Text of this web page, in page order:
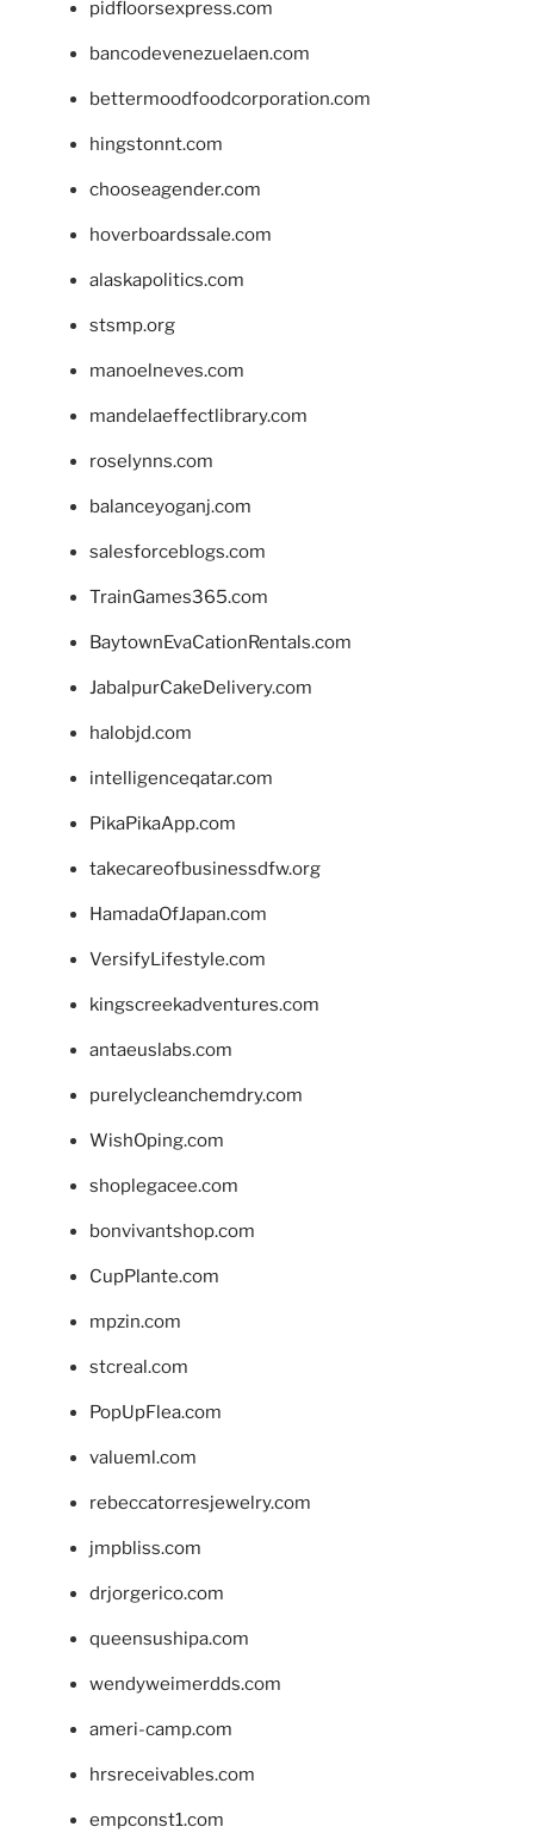
pidfloorsexpress.com
bancodevenezuelaen.com
bettermoodfoodcorporation.com
hingstonnt.com
chooseagender.com
hoverboardssale.com
alaskapolitics.com
stsmp.org
manoelneves.com
mandelaeffectlibrary.com
roselynns.com
balanceyoganj.com
salesforceblogs.com
TrainGames365.com
BaytownEvaCationRentals.com
JabalpurCakeDelivery.com
halobjd.com
intelligenceqatar.com
PikaPikaApp.com
takecareofbusinessdfw.org
HamadaOfJapan.com
VersifyLifestyle.com
kingscreekadventures.com
antaeuslabs.com
purelycleanchemdry.com
WishOping.com
shoplegacee.com
bonvivantshop.com
CupPlante.com
mpzin.com
stcreal.com
PopUpFlea.com
valueml.com
rebeccatorresjewelry.com
jmpbliss.com
drjorgerico.com
queensushipa.com
wendyweimerdds.com
ameri-camp.com
hrsreceivables.com
empconst1.com